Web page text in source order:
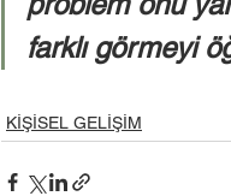
farklı görmeyi
KİŞİSEL GELİŞİM